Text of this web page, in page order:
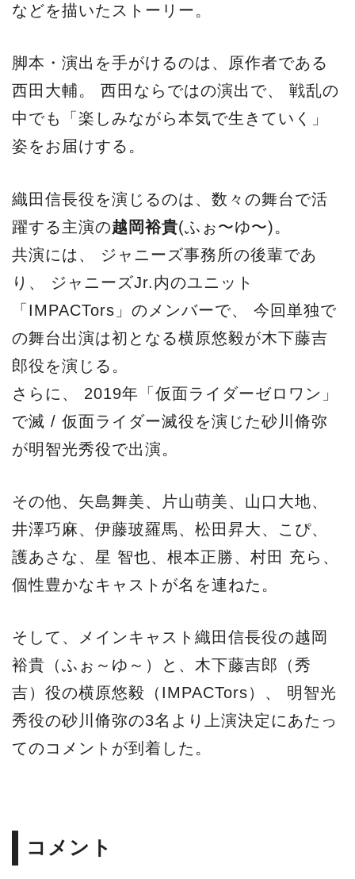
などを描いたストーリー。
脚本・演出を手がけるのは、原作者である
西田大輔。 西田ならではの演出で、 戦乱の
中でも「楽しみながら本気で生きていく」
姿をお届けする。
織田信長役を演じるのは、数々の舞台で活
躍する主演の越岡裕貴(ふぉ〜ゆ〜)。
共演には、 ジャニーズ事務所の後輩であ
り、 ジャニーズJr.内のユニット
「IMPACTors」のメンバーで、 今回単独で
の舞台出演は初となる横原悠毅が木下藤吉
郎役を演じる。
さらに、 2019年「仮面ライダーゼロワン」
で滅 / 仮面ライダー滅役を演じた砂川脩弥
が明智光秀役で出演。
その他、矢島舞美、片山萌美、山口大地、
井澤巧麻、伊藤玻羅馬、松田昇大、こぴ、
護あさな、星 智也、根本正勝、村田 充ら、
個性豊かなキャストが名を連ねた。
そして、メインキャスト織田信長役の越岡
裕貴（ふぉ～ゆ～）と、木下藤吉郎（秀
吉）役の横原悠毅（IMPACTors）、 明智光
秀役の砂川脩弥の3名より上演決定にあたっ
てのコメントが到着した。
コメント